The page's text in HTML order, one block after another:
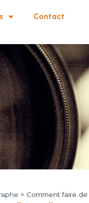
Contact
> Comment faire